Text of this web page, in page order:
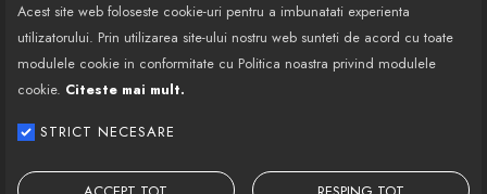
Acest site web foloseste cookie-uri pentru a imbunatati experienta
utilizatorului. Prin utilizarea site-ului nostru web sunteti de acord cu toate
modulele cookie in conformitate cu Politica noastra privind modulele
cookie. Citeste mai mult.
STRICT NECESARE
Call Center: 0377 100 941
Program de lucru: Luni-Vineri
08:00 - 18:00
Email: contact@bestautovest.ro
SRL CUI: 32372789, Reg.Com.: